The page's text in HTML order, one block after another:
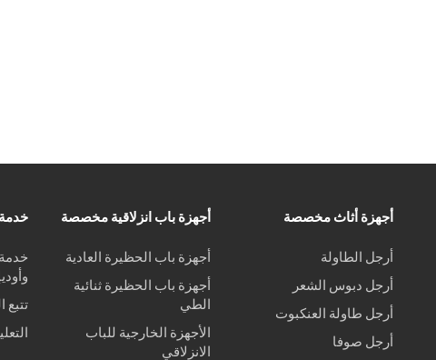
أجهزة أثاث مخصصة
أرجل الطاولة
أرجل دبوس الشعر
أرجل طاولة العنكبوت
أرجل صوفا
أجهزة باب انزلاقية مخصصة
أجهزة باب الحظيرة العادية
أجهزة باب الحظيرة ثنائية
الطي
الأجهزة الخارجية للباب
الانزلاقي
خدمة
تتبع